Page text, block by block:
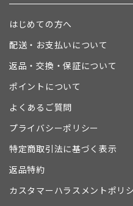
はじめての方へ
配送・お支払いについて
返品・交換・保証について
ポイントについて
よくあるご質問
プライバシーポリシー
特定商取引法に基づく表示
返品特約
カスタマーハラスメントポリ